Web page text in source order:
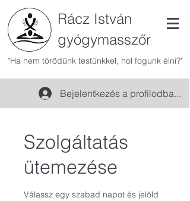
Rácz István
gyógymasszőr
"Ha nem törődünk testünkkel, hol fogunk élni?"
Bejelentkezés a profilodba...
Szolgáltatás
ütemezése
Válassz egy szabad napot és jelöld